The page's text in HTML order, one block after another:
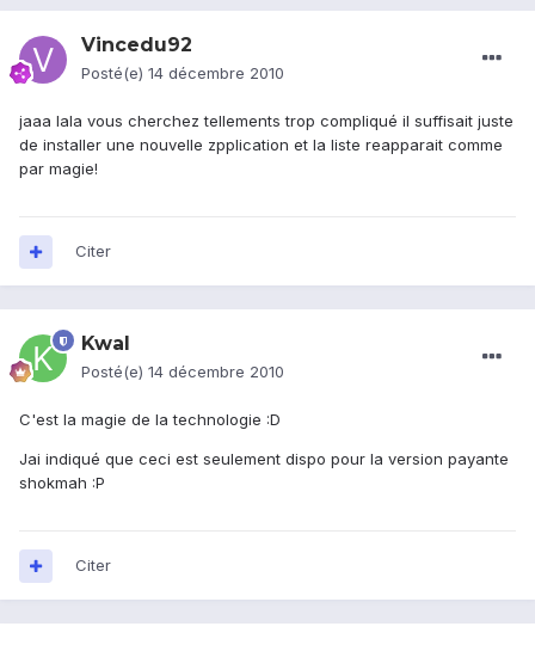
Vincedu92
Posté(e) 14 décembre 2010
jaaa lala vous cherchez tellements trop compliqué il suffisait juste
de installer une nouvelle zpplication et la liste reapparait comme
par magie!
Citer
Kwal
Posté(e) 14 décembre 2010
C'est la magie de la technologie :D
Jai indiqué que ceci est seulement dispo pour la version payante
shokmah :P
Citer